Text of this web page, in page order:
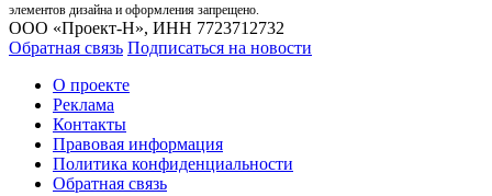
элементов дизайна и оформления запрещено.
ООО «Проект-Н», ИНН 7723712732
Обратная связь Подписаться на новости
О проекте
Реклама
Контакты
Правовая информация
Политика конфиденциальности
Обратная связь